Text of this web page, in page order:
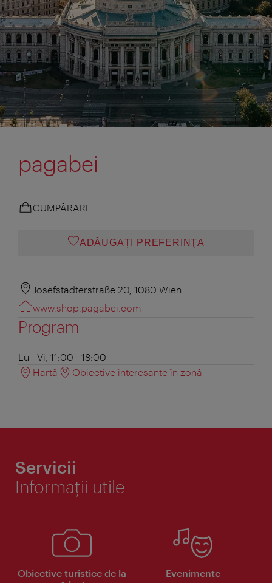
pagabei
CUMPĂRARE
ADĂUGAȚI PREFERINŢA
Josefstädterstraße 20, 1080 Wien
www.shop.pagabei.com
Program
Lu - Vi, 11:00 - 18:00
Hartă
Obiective interesante în zonă
Servicii
Informaţii utile
Obiective turistice de la
Evenimente